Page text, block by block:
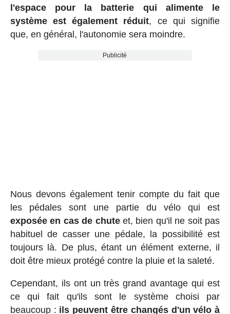
l'espace pour la batterie qui alimente le
système est également réduit, ce qui signifie
que, en général, l'autonomie sera moindre.
Publicité
Nous devons également tenir compte du fait que
les pédales sont une partie du vélo qui est
exposée en cas de chuteet, bien qu'il ne soit pas
habituel de casser une pédale, la possibilité est
toujours là. De plus, étant un élément externe, il
doit être mieux protégé contre la pluie et la saleté.
Cependant, ils ont un très grand avantage qui est
ce qui fait qu'ils sont le système choisi par
beaucoup : ils peuvent être changés d'un vélo à